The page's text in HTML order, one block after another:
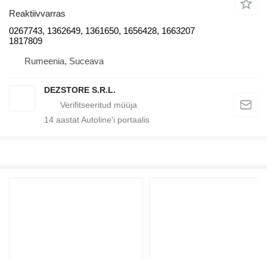
Reaktiivvarras
0267743, 1362649, 1361650, 1656428, 1663207
1817809
Rumeenia, Suceava
DEZSTORE S.R.L.
14 aastat Autoline'i portaalis